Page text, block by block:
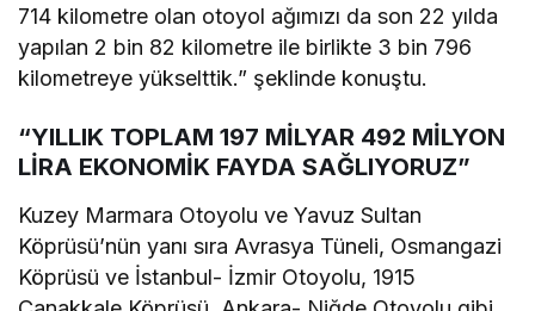
714 kilometre olan otoyol ağımızı da son 22 yılda
yapılan 2 bin 82 kilometre ile birlikte 3 bin 796
kilometreye yükselttik.” şeklinde konuştu.
“YILLIK TOPLAM 197 MİLYAR 492 MİLYON
LİRA EKONOMİK FAYDA SAĞLIYORUZ”
Kuzey Marmara Otoyolu ve Yavuz Sultan
Köprüsü’nün yanı sıra Avrasya Tüneli, Osmangazi
Köprüsü ve İstanbul- İzmir Otoyolu, 1915